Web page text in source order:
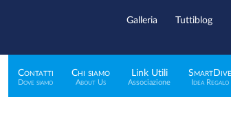
Galleria Tuttiblog
Contatti
Dove siamo
Chi siamo
About Us
Link Utili
Associazione Idea Regalo